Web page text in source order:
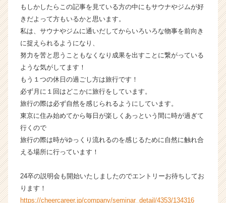
業
か
ス
カ
ウ
ト
が
届
く
活
イ
ト
ア
もしかしたらこの記事を見ている方の中にもサウナやジムが好
きだよって方もいるかと思います。
私は、サウナやジムに通いだしてからいろいろな物事を前向き
に捉えられるようになり、
努力を苦と思うこともなくなり成果を出すことに繋がっている
ような気がしてます！
もう１つの休日の過ごし方は旅行です！
必ず月に１回はどこかに旅行をしています。
旅行の際は必ず自然を感じられるようにしています。
東京に住み始めてから毎日が楽しくあっという間に時が過ぎて
行くので
旅行の際は時がゆっくり流れるのを感じるために自然に触れ合
える場所に行っています！
24卒の説明会も開始いたしましたのでエントリーお待ちしてお
ります！
https://cheercareer.jp/company/seminar_detail/4353/134316